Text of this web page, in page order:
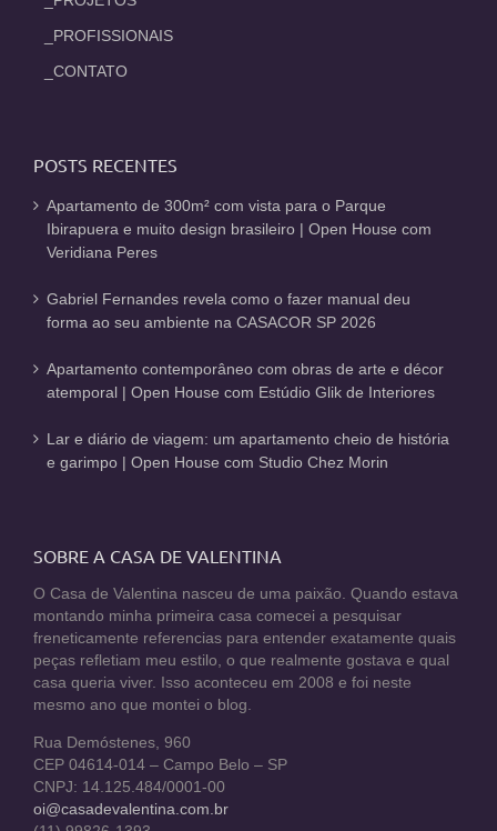
_PROFISSIONAIS
_CONTATO
POSTS RECENTES
Apartamento de 300m² com vista para o Parque
Ibirapuera e muito design brasileiro | Open House com
Veridiana Peres
Gabriel Fernandes revela como o fazer manual deu
forma ao seu ambiente na CASACOR SP 2026
Apartamento contemporâneo com obras de arte e décor
atemporal | Open House com Estúdio Glik de Interiores
Lar e diário de viagem: um apartamento cheio de história
e garimpo | Open House com Studio Chez Morin
SOBRE A CASA DE VALENTINA
O Casa de Valentina nasceu de uma paixão. Quando estava
montando minha primeira casa comecei a pesquisar
freneticamente referencias para entender exatamente quais
peças refletiam meu estilo, o que realmente gostava e qual
casa queria viver. Isso aconteceu em 2008 e foi neste
mesmo ano que montei o blog.
Rua Demóstenes, 960
CEP 04614-014 – Campo Belo – SP
CNPJ: 14.125.484/0001-00
oi@casadevalentina.com.br